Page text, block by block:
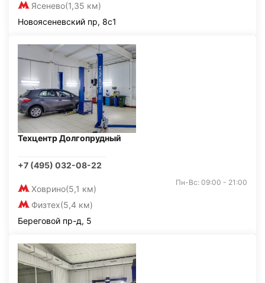
Ясенево(1,35 км)
Новоясеневский пр, 8с1
Техцентр Долгопрудный
+7 (495) 032-08-22
Ховрино(5,1 км)
Физтех(5,4 км)
Пн-Вс: 09:00 - 21:00
Береговой пр-д, 5